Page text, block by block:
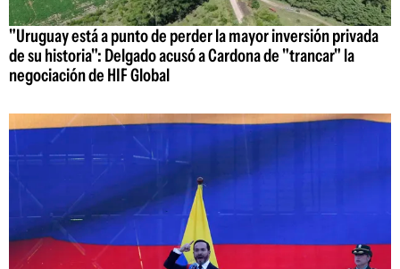
"Uruguay está a punto de perder la mayor inversión privada
de su historia": Delgado acusó a Cardona de "trancar" la
negociación de HIF Global